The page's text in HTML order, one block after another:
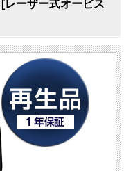
レーザー式オービス